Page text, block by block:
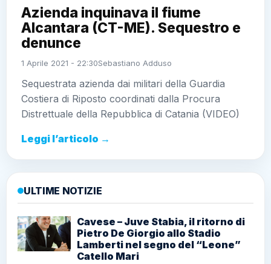
Azienda inquinava il fiume
Alcantara (CT-ME). Sequestro e
denunce
1 Aprile 2021 - 22:30Sebastiano Adduso
Sequestrata azienda dai militari della Guardia
Costiera di Riposto coordinati dalla Procura
Distrettuale della Repubblica di Catania (VIDEO)
Leggi l’articolo →
ULTIME NOTIZIE
Cavese – Juve Stabia, il ritorno di
Pietro De Giorgio allo Stadio
Lamberti nel segno del “Leone”
Catello Mari